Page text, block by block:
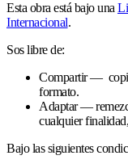
Esta obra está bajo una
Internacional.
Sos libre de:
Compartir —
formato.
Adaptar —
cualquier
Bajo las siguientes